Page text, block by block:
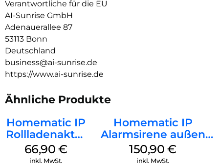
Verantwortliche für die EU
AI-Sunrise GmbH
Adenauerallee 87
53113 Bonn
Deutschland
business@ai-sunrise.de
https://www.ai-sunrise.de
Ähnliche Produkte
Homematic IP
Rollladenaktor
Unterputz
Weiß
66,90 €
inkl. MwSt.
Homematic IP
Alarmsirene außen
Weiß
150,90€
inkl. MwSt.